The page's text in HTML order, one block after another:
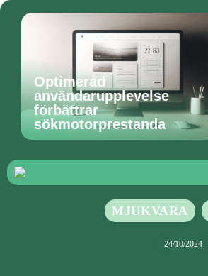
Optimerad
användarupplevelse
förbättrar
sökmotorprestanda
MJUKVARA
24/10/2024